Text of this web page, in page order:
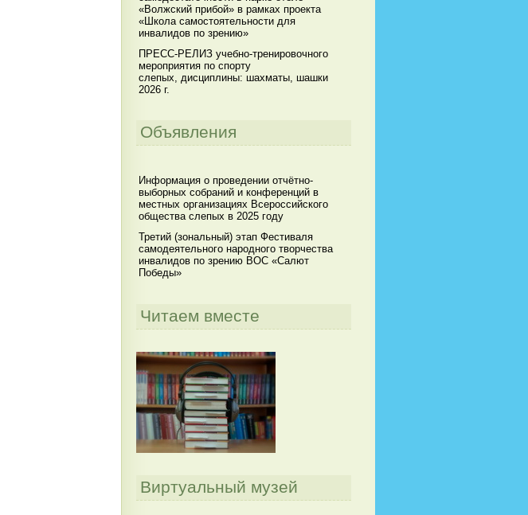
«Волжский прибой» в рамках проекта
«Школа самостоятельности для
инвалидов по зрению»
ПРЕСС-РЕЛИЗ учебно-тренировочного
мероприятия по спорту
слепых, дисциплины: шахматы, шашки
2026 г.
Объявления
Информация о проведении отчётно-
выборных собраний и конференций в
местных организациях Всероссийского
общества слепых в 2025 году
Третий (зональный) этап Фестиваля
самодеятельного народного творчества
инвалидов по зрению ВОС «Салют
Победы»
Читаем вместе
Виртуальный музей